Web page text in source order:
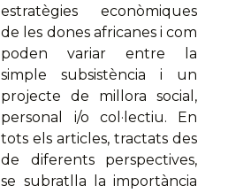
estratègies econòmiques
de les dones africanes i com
poden variar entre la
simple subsistència i un
projecte de millora social,
personal i/o col·lectiu. En
tots els articles, tractats des
de diferents perspectives,
se subratlla la importància